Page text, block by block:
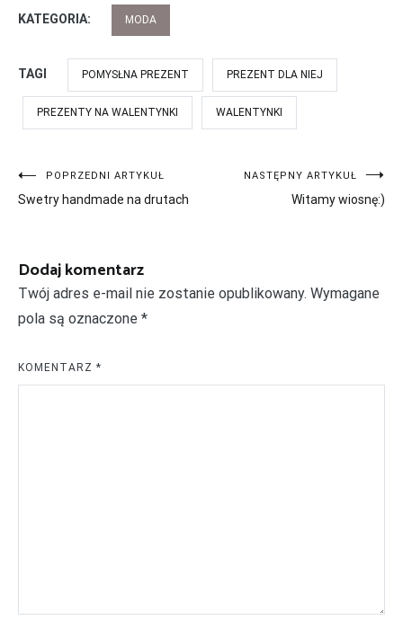
KATEGORIA: MODA
TAGI POMYSŁNA PREZENT PREZENT DLA NIEJ
PREZENTY NA WALENTYNKI WALENTYNKI
Nawigacja
wpisu
POPRZEDNI ARTYKUŁ
Swetry handmade na drutach
NASTĘPNY ARTYKUŁ
Witamy wiosnę:)
Dodaj komentarz
Twój adres e-mail nie zostanie opublikowany. Wymagane
pola są oznaczone *
KOMENTARZ *